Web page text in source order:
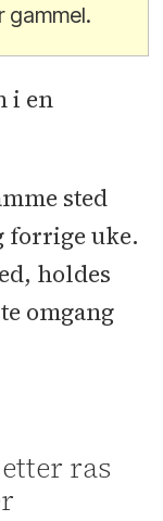
gammel.
i en
sted
forrige uke.
holdes
omgang
ras